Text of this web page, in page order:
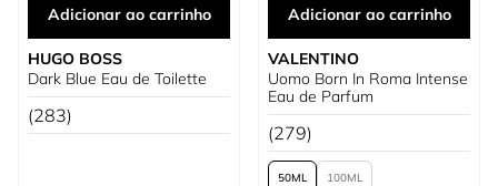
Adicionar ao carrinho
HUGO BOSS
Dark Blue Eau de Toilette
(283)
Adicionar ao carrinho
VALENTINO
Uomo Born In Roma Intense
Eau de Parfum
(279)
50 100